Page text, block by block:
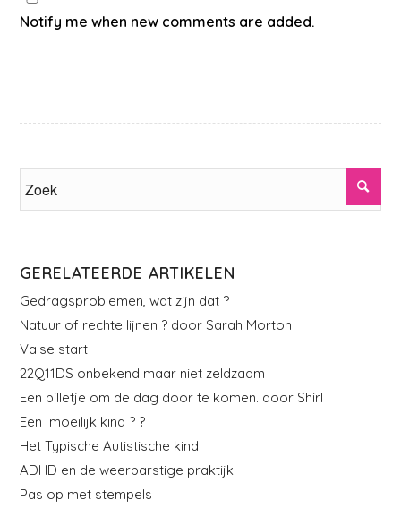
Notify me when new comments are added.
GERELATEERDE ARTIKELEN
Gedragsproblemen, wat zijn dat ?
Natuur of rechte lijnen ? door Sarah Morton
Valse start
22Q11DS onbekend maar niet zeldzaam
Een pilletje om de dag door te komen. door Shirl
Een moeilijk kind ? ?
Het Typische Autistische kind
ADHD en de weerbarstige praktijk
Pas op met stempels